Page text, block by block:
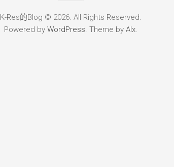
K-Res的Blog © 2026. All Rights Reserved.
Powered byWordPress. Theme byAlx.